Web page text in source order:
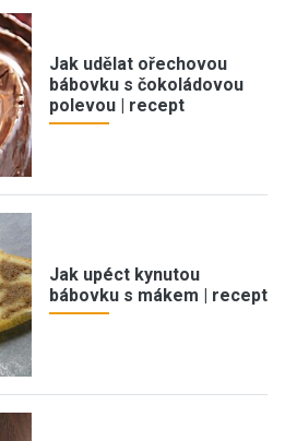
Jak udělat ořechovou
bábovku s čokoládovou
polevou | recept
Jak upéct kynutou
bábovku s mákem | recept